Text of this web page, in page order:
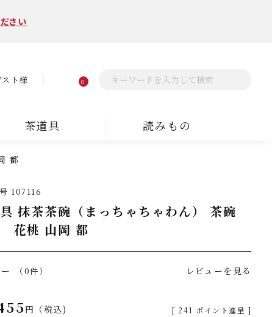
さい
ト様 0
茶道具 読みもの
都
107116
抹茶茶碗（まっちゃちゃわん） 茶碗
花桃 山岡 都
（0件） レビューを見る
税込 [ 241 ポイント進呈 ]